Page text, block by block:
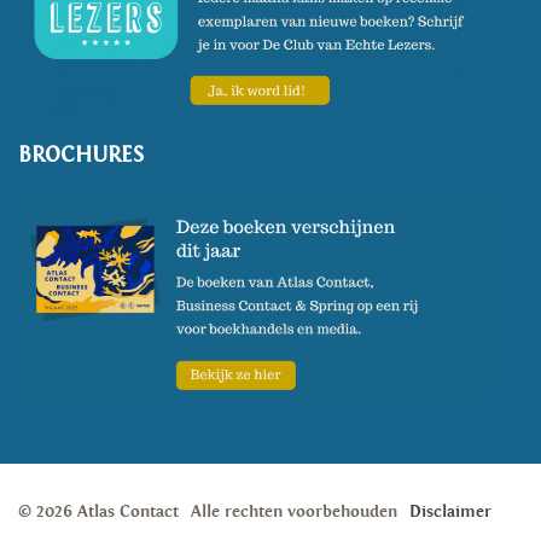
BROCHURES
© 2026 Atlas Contact Alle rechten voorbehouden
Disclaimer